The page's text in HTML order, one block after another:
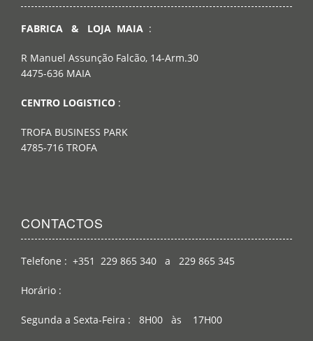
FABRICA & LOJA MAIA :
R Manuel Assunção Falcão, 14-Arm.30
4475-636 MAIA
CENTRO LOGISTICO :
TROFA BUSINESS PARK
4785-716 TROFA
CONTACTOS
Telefone : +351 229 865 340 a 229 865 345
Horário :
Segunda a Sexta-Feira : 8H00 às 17H00